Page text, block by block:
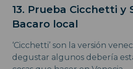
13. Prueba Cicchetti y
Bacaro local
‘Cicchetti’ son la versión
degustar algunos debería